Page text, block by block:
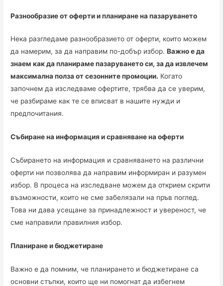
Разнообразие от оферти и планиране на пазаруването
Нека разгледаме разнообразието от оферти, които можем
да намерим, за да направим по-добър избор.Важно е да
знаем как да планираме пазаруването си, за да извлечем
максимална полза от сезонните промоции. Когато
започнем да изследваме офертите, трябва да се уверим,
че разбираме как те се вписват в нашите нужди и
предпочитания.
Събиране на информация и сравняване на оферти
Събирането на информация и сравняването на различни
оферти ни позволява да направим информиран и разумен
избор. В процеса на изследване можем да открием скрити
възможности, които не сме забелязали на пръв поглед.
Това ни дава усещане за принадлежност и увереност, че
сме направили правилния избор.
Планиране и бюджетиране
Важно е да помним, че планирането и бюджетиране са
основни стъпки, които ще ни помогнат да избегнем